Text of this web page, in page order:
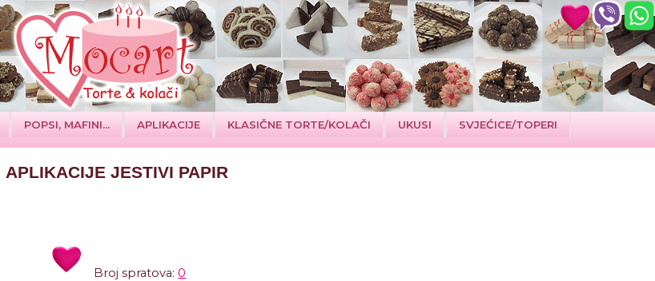
POPSI, MAFINI... APLIKACIJE KLASIČNE TORTE/KOLAČI UKUSI SVJEĆICE/TOPERI
APLIKACIJE JESTIVI PAPIR
Broj spratova:0